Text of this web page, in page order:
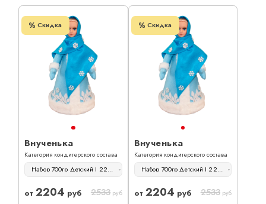
Скидка
Внученька
Категория кондитерского состава
Набор 700гр Детский | 2204 руб
от 2204 руб 2533 руб
Скидка
Внученька
Категория кондитерского состава
Набор 700гр Детский | 2204 руб
от 2204 руб 2533 руб